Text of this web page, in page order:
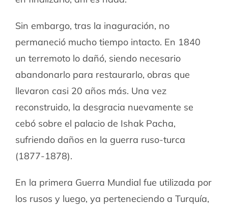
Sin embargo, tras la inaguración, no
permaneció mucho tiempo intacto. En 1840
un terremoto lo dañó, siendo necesario
abandonarlo para restaurarlo, obras que
llevaron casi 20 años más. Una vez
reconstruido, la desgracia nuevamente se
cebó sobre el palacio de Ishak Pacha,
sufriendo daños en la guerra ruso-turca
(1877-1878).
En la primera Guerra Mundial fue utilizada por
los rusos y luego, ya perteneciendo a Turquía,